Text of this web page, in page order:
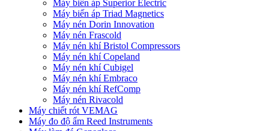
Máy biến áp Superior Electric
Máy biến áp Triad Magnetics
Máy nén Dorin Innovation
Máy nén Frascold
Máy nén khí Bristol Compressors
Máy nén khí Copeland
Máy nén khí Cubigel
Máy nén khí Embraco
Máy nén khí RefComp
Máy nén Rivacold
Máy chiết rót VEMAG
Máy đo độ ẩm Reed Instruments